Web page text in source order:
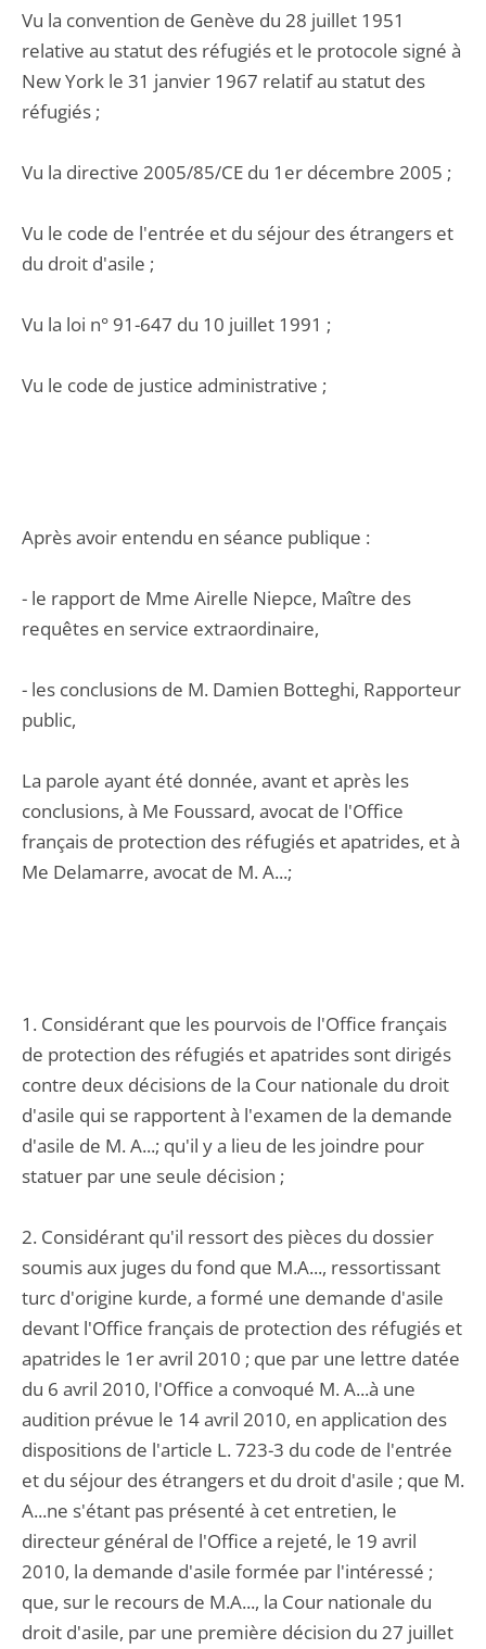
Vu la convention de Genève du 28 juillet 1951
relative au statut des réfugiés et le protocole signé à
New York le 31 janvier 1967 relatif au statut des
réfugiés ;
Vu la directive 2005/85/CE du 1er décembre 2005 ;
Vu le code de l'entrée et du séjour des étrangers et
du droit d'asile ;
Vu la loi n° 91-647 du 10 juillet 1991 ;
Vu le code de justice administrative ;
Après avoir entendu en séance publique :
- le rapport de Mme Airelle Niepce, Maître des
requêtes en service extraordinaire,
- les conclusions de M. Damien Botteghi, Rapporteur
public,
La parole ayant été donnée, avant et après les
conclusions, à Me Foussard, avocat de l'Office
français de protection des réfugiés et apatrides, et à
Me Delamarre, avocat de M. A...;
1. Considérant que les pourvois de l'Office français
de protection des réfugiés et apatrides sont dirigés
contre deux décisions de la Cour nationale du droit
d'asile qui se rapportent à l'examen de la demande
d'asile de M. A...; qu'il y a lieu de les joindre pour
statuer par une seule décision ;
2. Considérant qu'il ressort des pièces du dossier
soumis aux juges du fond que M.A..., ressortissant
turc d'origine kurde, a formé une demande d'asile
devant l'Office français de protection des réfugiés et
apatrides le 1er avril 2010 ; que par une lettre datée
du 6 avril 2010, l'Office a convoqué M. A...à une
audition prévue le 14 avril 2010, en application des
dispositions de l'article L. 723-3 du code de l'entrée
et du séjour des étrangers et du droit d'asile ; que M.
A...ne s'étant pas présenté à cet entretien, le
directeur général de l'Office a rejeté, le 19 avril
2010, la demande d'asile formée par l'intéressé ;
que, sur le recours de M.A..., la Cour nationale du
droit d'asile, par une première décision du 27 juillet